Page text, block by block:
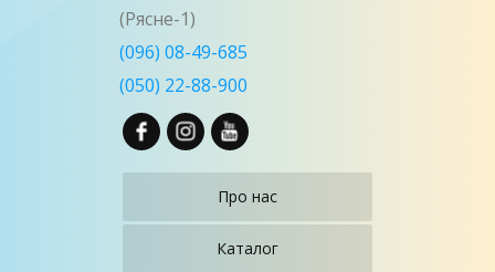
(Рясне-1)
(096) 08-49-685
(050) 22-88-900
Про нас
Каталог